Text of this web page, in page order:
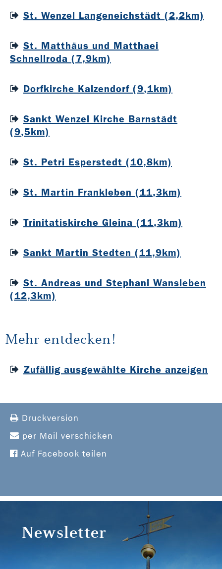
St. Wenzel Langeneichstädt (2,2km)
St. Matthäus und Matthaei
Schnellroda (7,9km)
Dorfkirche Kalzendorf (9,1km)
Sankt Wenzel Kirche Barnstädt
(9,5km)
St. Petri Esperstedt (10,8km)
St. Martin Frankleben (11,3km)
Trinitatiskirche Gleina (11,3km)
Sankt Martin Stedten (11,9km)
St. Andreas und Stephani Wansleben
(12,3km)
Mehr entdecken!
Zufällig ausgewählte Kirche anzeigen
Druckversion
per Mail verschicken
Auf Facebook teilen
Newsletter